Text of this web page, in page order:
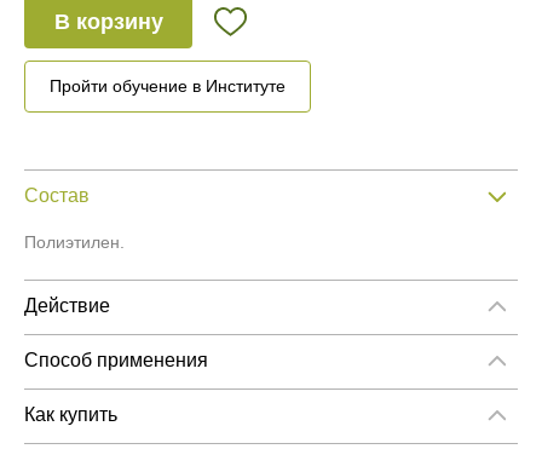
В корзину
Пройти обучение в Институте
Состав
Полиэтилен.
Действие
Пленка создает эффект окклюзии, за счет которого
улучшается проникновение активных компонентов
Способ применения
Пленка для обертывания подходит для проведения местных
антицеллюлитных процедур для тела (бедра, живот,
Как купить
Как купить «Пленка стрейч для обертывания тела 30х1000